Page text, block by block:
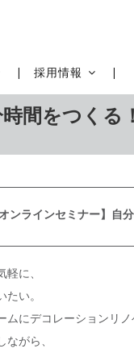
採用情報
時間をつく
オンラインセミナー】自
に、
い。
にデコレーションリノ
がら、